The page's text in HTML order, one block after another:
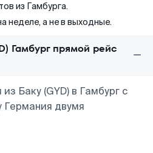
из Гамбурга.
неделе, а не в выходные.
Гамбург прямой рейс
Баку (GYD) в Гамбург с
Германия двумя